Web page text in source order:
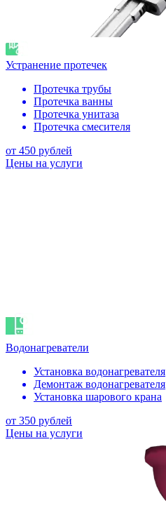
Устранение протечек
Протечка трубы
Протечка ванны
Протечка унитаза
Протечка смесителя
от 450 рублей
Цены на услуги
Водонагреватели
Установка водонагревателя
Демонтаж водонагревателя
Установка шарового крана
от 350 рублей
Цены на услуги